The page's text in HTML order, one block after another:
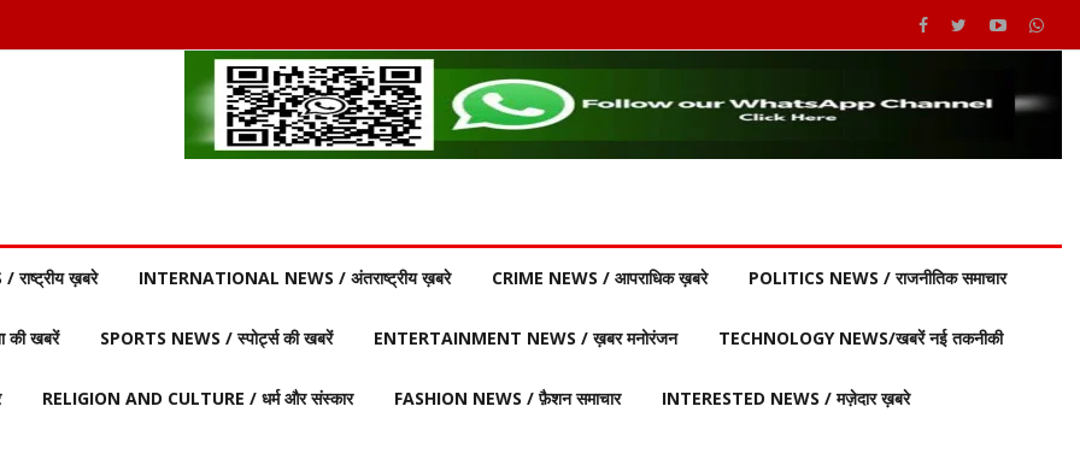
ख़बरे INTERNATIONAL NEWS / अंतराष्ट्रीय ख़बरे CRIME NEWS / आपराधिक ख़बरे POLITICS NEWS / राजनीतिक समाचार
की खबरें SPORTS NEWS / स्पोर्ट्स की खबरें ENTERTAINMENT NEWS / ख़बर मनोरंजन TECHNOLOGY NEWS/खबरें नई तकनीकी
RELIGION AND CULTURE / धर्म और संस्कार FASHION NEWS / फ़ैशन समाचार INTERESTED NEWS / मज़ेदार ख़बरे